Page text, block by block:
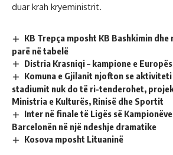
duar krah kryeministrit.
KB Trepça mposht KB Bashkimin
parë në tabelë
Distria Krasniqi – kampione e Europës
Komuna e Gjilanit njofton se
stadiumit nuk do të ri-tenderohet,
Ministria e Kulturës, Rinisë dhe Sportit
Inter në finale të Ligës së
Barcelonën në një ndeshje dramatike
Kosova mposht Lituaninë